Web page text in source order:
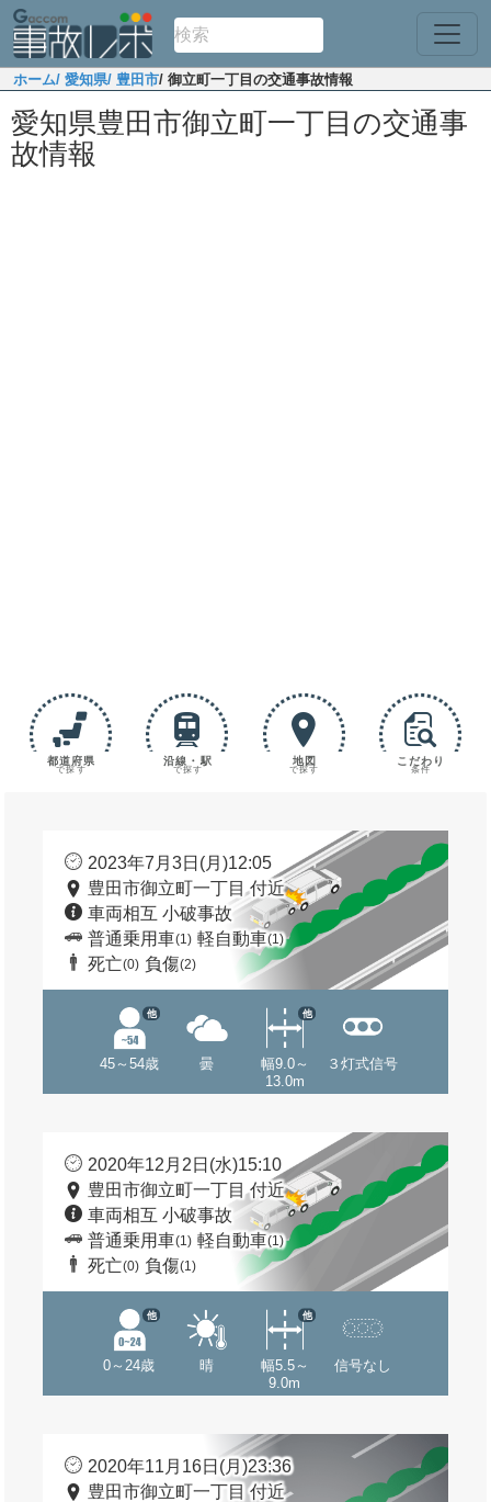
ホーム/ 愛知県/ 豊田市/ 御立町一丁目の交通事故情報
愛知県豊田市御立町一丁目の交通事
故情報
都道府県
で探す
沿線・駅
で探す
地図
で探す
こだわり
条件
2023年7月3日(月)12:05
豊田市御立町一丁目 付近
車両相互 小破事故
普通乗用車(1) 軽自動車(1)
死亡(0) 負傷(2)
45～54歳
他
曇
幅9.0～
13.0m
他
３灯式信号
2020年12月2日(水)15:10
豊田市御立町一丁目 付近
車両相互 小破事故
普通乗用車(1) 軽自動車(1)
死亡(0) 負傷(1)
0～24歳
他
晴
幅5.5～
9.0m
他
信号なし
2020年11月16日(月)23:36
豊田市御立町一丁目 付近